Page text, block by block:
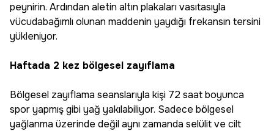
peynirin. Ardından aletin altın plakaları vasıtasıyla
vücudabağımlı olunan maddenin yaydığı frekansın tersini
yükleniyor.
Haftada 2 kez bölgesel zayıflama
Bölgesel zayıflama seanslarıyla kişi 72 saat boyunca
spor yapmış gibi yağ yakılabiliyor. Sadece bölgesel
yağlanma üzerinde değil aynı zamanda selülit ve cilt